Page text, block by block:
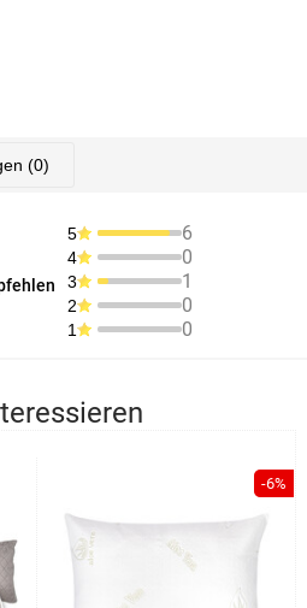
(0)
5 6
4 0
3 1
2 0
1 0
-6%